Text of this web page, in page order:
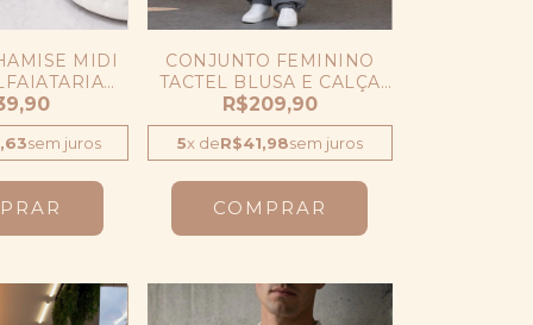
MIDI
E BOTOES
sem juros
CONJUNTO FEMININO
TACTEL BLUSA E CALÇA
CARGO CORTA VENTO
BLOGUEIRA
R$209,90
5x deR$41,98sem juros
COMPRAR